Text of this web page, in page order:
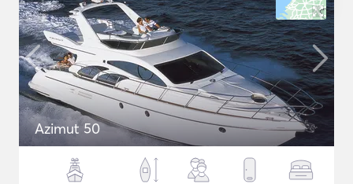
Azimut 50